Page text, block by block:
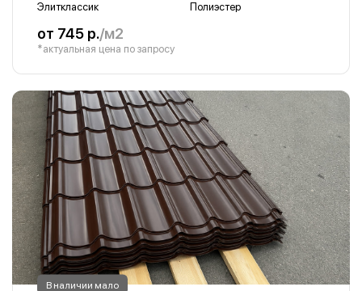
Элитклассик
Полиэстер
от 745 р./м2
*актуальная цена по запросу
В наличии мало